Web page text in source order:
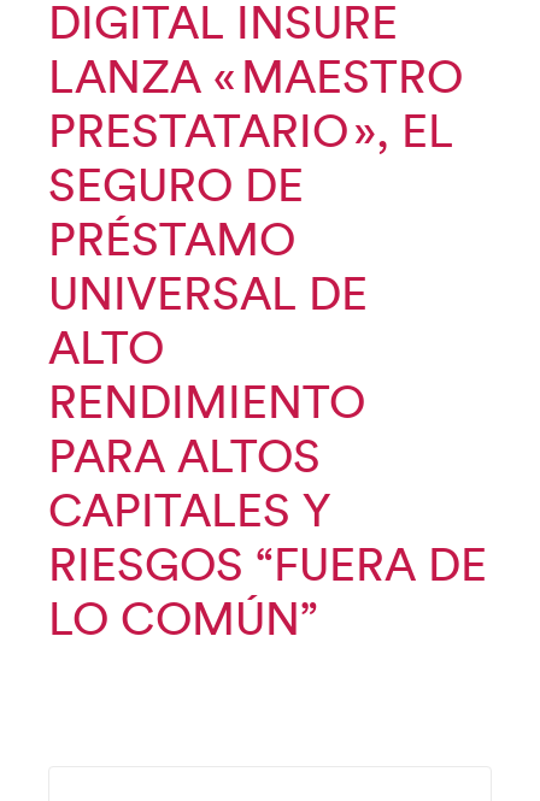
DIGITAL INSURE
LANZA « MAESTRO
PRESTATARIO », EL
SEGURO DE
PRÉSTAMO
UNIVERSAL DE
ALTO
RENDIMIENTO
PARA ALTOS
CAPITALES Y
RIESGOS “FUERA DE
LO COMÚN”